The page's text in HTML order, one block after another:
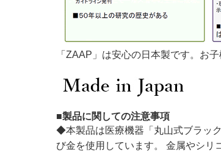
「ZAAP」は安心の日本製です。お
■製品に関しての注意事項
◆本製品は医療機器「丸山式ブラッ
び金を使用しています。 金属やシリ